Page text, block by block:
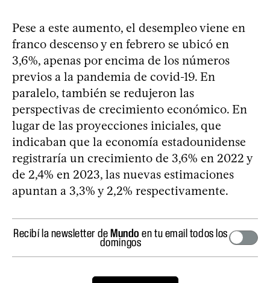
Pese a este aumento, el desempleo viene en
franco descenso y en febrero se ubicó en
3,6%, apenas por encima de los números
previos a la pandemia de covid-19. En
paralelo, también se redujeron las
perspectivas de crecimiento económico. En
lugar de las proyecciones iniciales, que
indicaban que la economía estadounidense
registraría un crecimiento de 3,6% en 2022 y
de 2,4% en 2023, las nuevas estimaciones
apuntan a 3,3% y 2,2% respectivamente.
Recibí la newsletter deMundo en tu email todos los
domingos